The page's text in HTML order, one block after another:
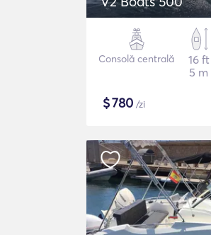
Consolă centrală
16 ft
5 m
$780 /zi